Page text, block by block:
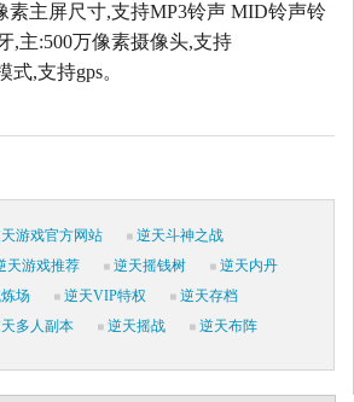
素主屏尺寸,支持MP3铃声 MID铃声铃
,主:500万像素摄像头,支持
,支持gps。
游戏官方网站
逆天斗神之战
天游戏推荐 逆天摇钱树
逆天内丹
场 逆天VIP特权
逆天存档
多人副本 逆天摇战 逆天布阵